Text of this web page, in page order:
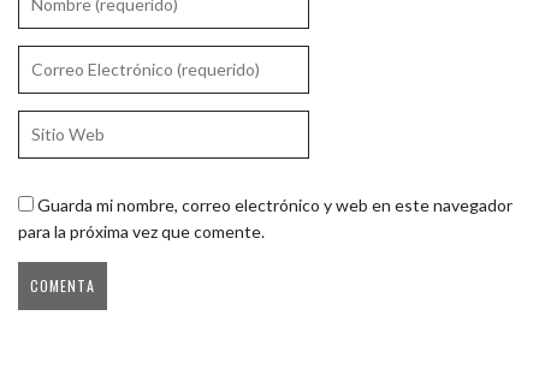
Guarda mi nombre, correo electrónico y web en este navegador
para la próxima vez que comente.